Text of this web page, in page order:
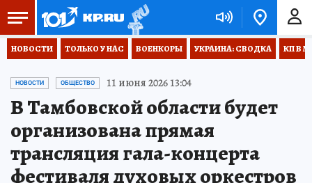
НОВОСТИ ТОЛЬКО У НАС ВОЕНКОРЫ УКРАИНА: СВОДКА КП В
НОВОСТИ ОБЩЕСТВО 11 июня 2026 13:04
В Тамбовской области будет
организована прямая
трансляция гала-концерта
фестиваля духовых оркестров